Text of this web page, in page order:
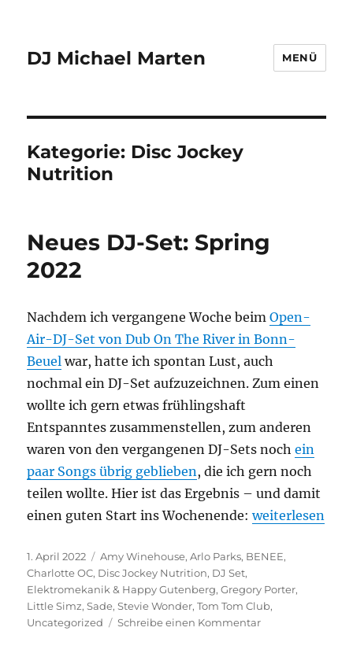
DJ Michael Marten MENÜ
Kategorie: Disc Jockey
Nutrition
Neues DJ-Set: Spring
2022
Nachdem ich vergangene Woche beimOpen-
Air-DJ-Set von Dub On The River in Bonn-
Beuel war, hatte ich spontan Lust, auch
nochmal ein DJ-Set aufzuzeichnen. Zum einen
wollte ich gern etwas frühlingshaft
Entspanntes zusammenstellen, zum anderen
waren von den vergangenen DJ-Sets nochein
paar Songs übrig geblieben, die ich gern noch
teilen wollte. Hier ist das Ergebnis – und damit
einen guten Start ins Wochenende:„Neues DJ-
weiterlesen
Veröffentlicht
am
1. April 2022 Kategorien
Amy Winehouse,Arlo Parks, BENEE,
Charlotte OC, Disc Jockey Nutrition, DJ Set,
Elektromekanik & Happy Gutenberg,Gregory Porter,
Little Simz,Sade,Stevie Wonder,Tom Tom Club,
Uncategorized
Schreibe einen Kommentarzu